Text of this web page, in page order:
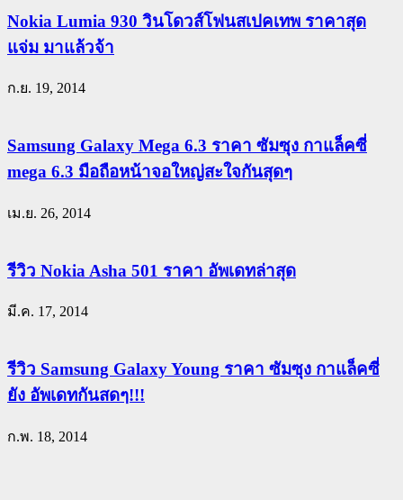
Nokia Lumia 930 วินโดวส์โฟนสเปคเทพ ราคาสุด
แจ่ม มาแล้วจ้า
ก.ย. 19, 2014
Samsung Galaxy Mega 6.3 ราคา ซัมซุง กาแล็คซี่
mega 6.3 มือถือหน้าจอใหญ่สะใจกันสุดๆ
เม.ย. 26, 2014
รีวิว Nokia Asha 501 ราคา อัพเดทล่าสุด
มี.ค. 17, 2014
รีวิว Samsung Galaxy Young ราคา ซัมซุง กาแล็คซี่
ยัง อัพเดทกันสดๆ!!!
ก.พ. 18, 2014